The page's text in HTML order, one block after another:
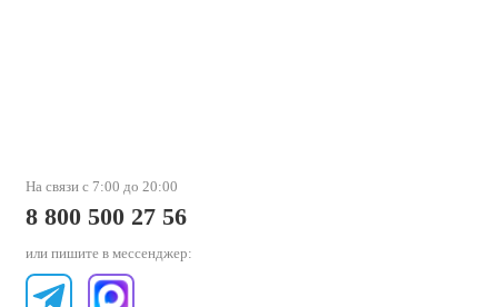
На связи с 7:00 до 20:00
8 800 500 27 56
или пишите в мессенджер: